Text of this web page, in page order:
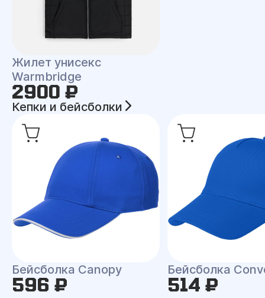
Жилет унисекс
Warmbridge
2900 ₽
Кепки и бейсболки
Бейсболка Canopy
596 ₽
Бейсболка
514 ₽